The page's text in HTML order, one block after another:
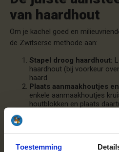
Toestemming
van haardhout
Om je kachel goed en
de Zwitserse methode aan:
Stapel droog haardhout:
haardhout (bij voorkeur
haard.
Plaats aanmaakhoutjes
enkele aanmaakhoutjes
houtblokken en plaats
gaan branden, die op hun